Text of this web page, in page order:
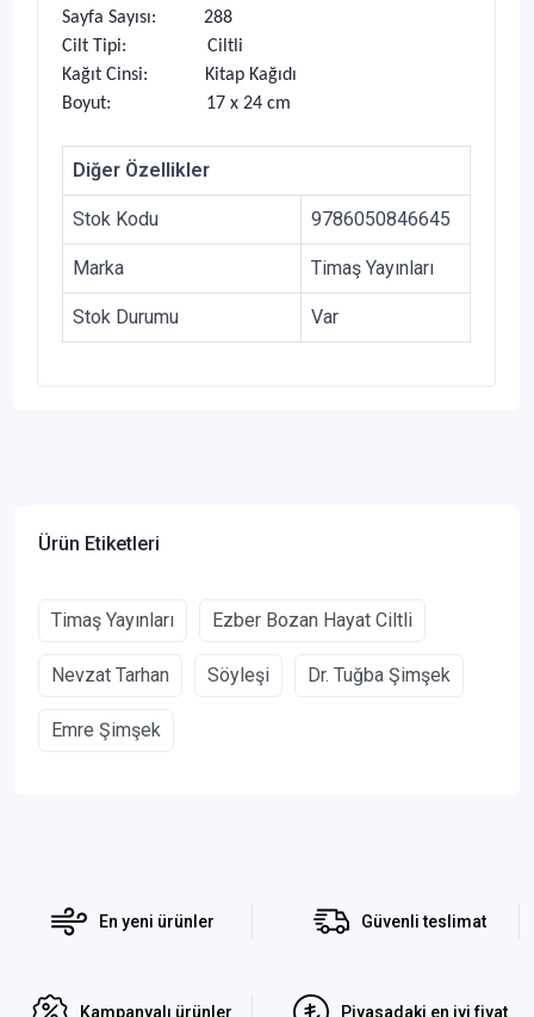
Sayfa Sayısı: 288
Cilt Tipi: Ciltli
Kağıt Cinsi: Kitap Kağıdı
Boyut: 17 x 24 cm
Diğer Özellikler
Stok Kodu 9786050846645
Marka Timaş Yayınları
Stok Durumu Var
Ürün Etiketleri
Timaş Yayınları Ezber Bozan Hayat Ciltli
Nevzat Tarhan Söyleşi Dr. Tuğba Şimşek
Emre Şimşek
En yeni ürünler Güvenli teslimat
Kampanyalı ürünler Piyasadaki en iyi fiyat